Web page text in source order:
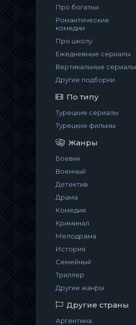
Про богатых
Романтические
комедии
Про школу
Ежедневные сериалы
Вертикальные сериалы
Другие подборки
По типу
Турецкие сериалы
Турецкие фильмы
Жанры
Боевик
Военный
Детектив
Драма
Комедия
Криминал
Мелодрама
История
Семейный
Триллер
Другие жанры
Другие страны
Аргентина